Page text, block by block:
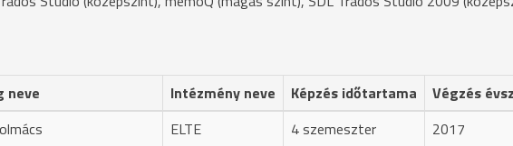
neve Intézmény neve Képzés időtartama
Végzés
ELTE 4 szemeszter 2017